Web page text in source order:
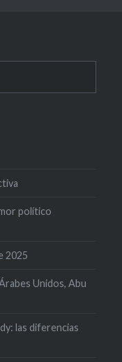
político
2025
Unidos, Abu
las diferencias